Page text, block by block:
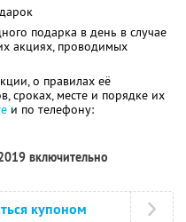
подарка в день в случае
акциях, проводимых
о правилах её
сроках, месте и порядке их
и по телефону:
включительно
купоном